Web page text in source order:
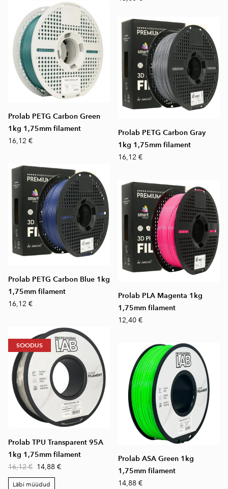
Prolab PETG Carbon Green
1kg 1,75mm filament
16,12 €
Prolab PETG Carbon Gray
1kg 1,75mm filament
16,12 €
Prolab PETG Carbon Blue 1kg
1,75mm filament
16,12 €
Prolab PLA Magenta 1kg
1,75mm filament
12,40 €
SOODUS
Prolab TPU Transparent 95A
1kg 1,75mm filament
16,12 € 14,88 €
Läbi müüdud
Prolab ASA Green 1kg
1,75mm filament
14,88 €